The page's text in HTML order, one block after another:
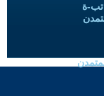
ة